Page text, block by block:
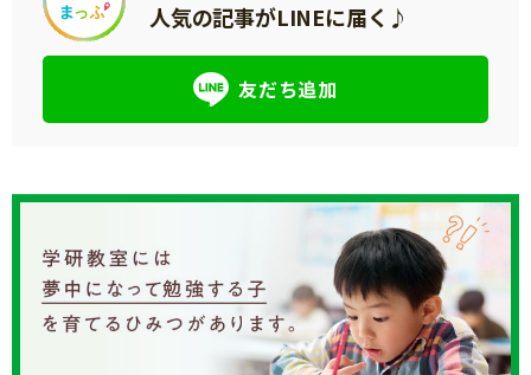
人気の記事がLINEに届く♪
友だち追加